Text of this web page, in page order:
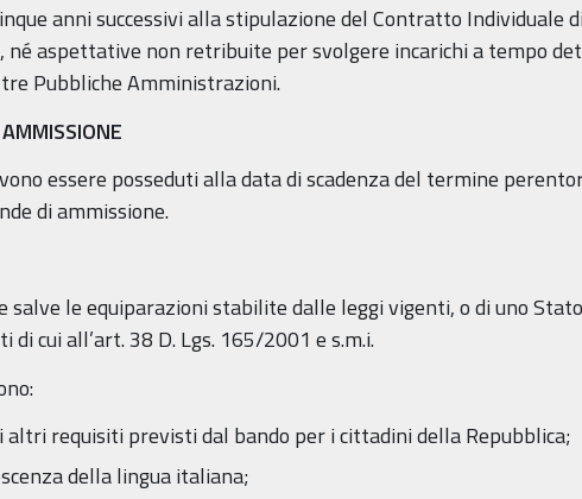
anni successivi alla stipulazione del Contratto Individuale
né aspettative non retribuite per svolgere incarichi a tempo
Pubbliche Amministrazioni.
essere posseduti alla data di scadenza del termine
di ammissione.
le equiparazioni stabilite dalle leggi vigenti, o di uno
di cui all’art. 38 D. Lgs. 165/2001 e s.m.i.
altri requisiti previsti dal bando per i cittadini della Repubblica;
della lingua italiana;